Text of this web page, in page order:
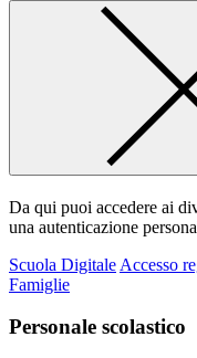
Da qui puoi accedere ai
una autenticazione
Scuola Digitale Accesso
Famiglie
Personale scolastico